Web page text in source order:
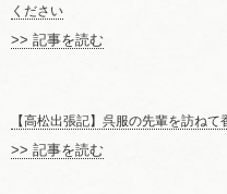
ください
>> 記事を読む
【高松出張記】呉服の先輩を訪ね
>> 記事を読む